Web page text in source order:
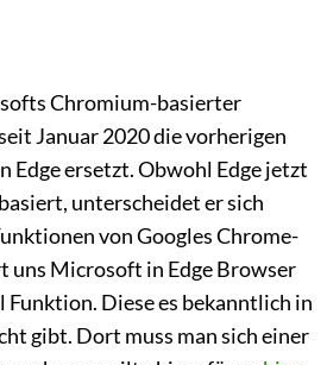
Chromium-basierter
Januar 2020 die vorherigen
Edge ersetzt. Obwohl Edge jetzt
unterscheidet er sich
von Googles Chrome-
uns Microsoft in Edge Browser
Funktion. Diese es bekanntlich in
gibt. Dort muss man sich einer